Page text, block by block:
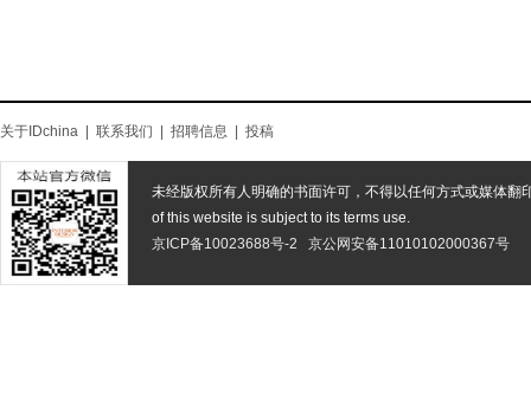
关于IDchina 联系我们 招聘信息 投稿
未经版权所有人明确的书面许可，不得以任何方式或媒体翻
of this website is subject to its terms use.
京ICP备10023688号-2
京公网安备11010102000367号